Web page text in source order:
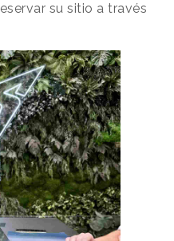
su sitio a través